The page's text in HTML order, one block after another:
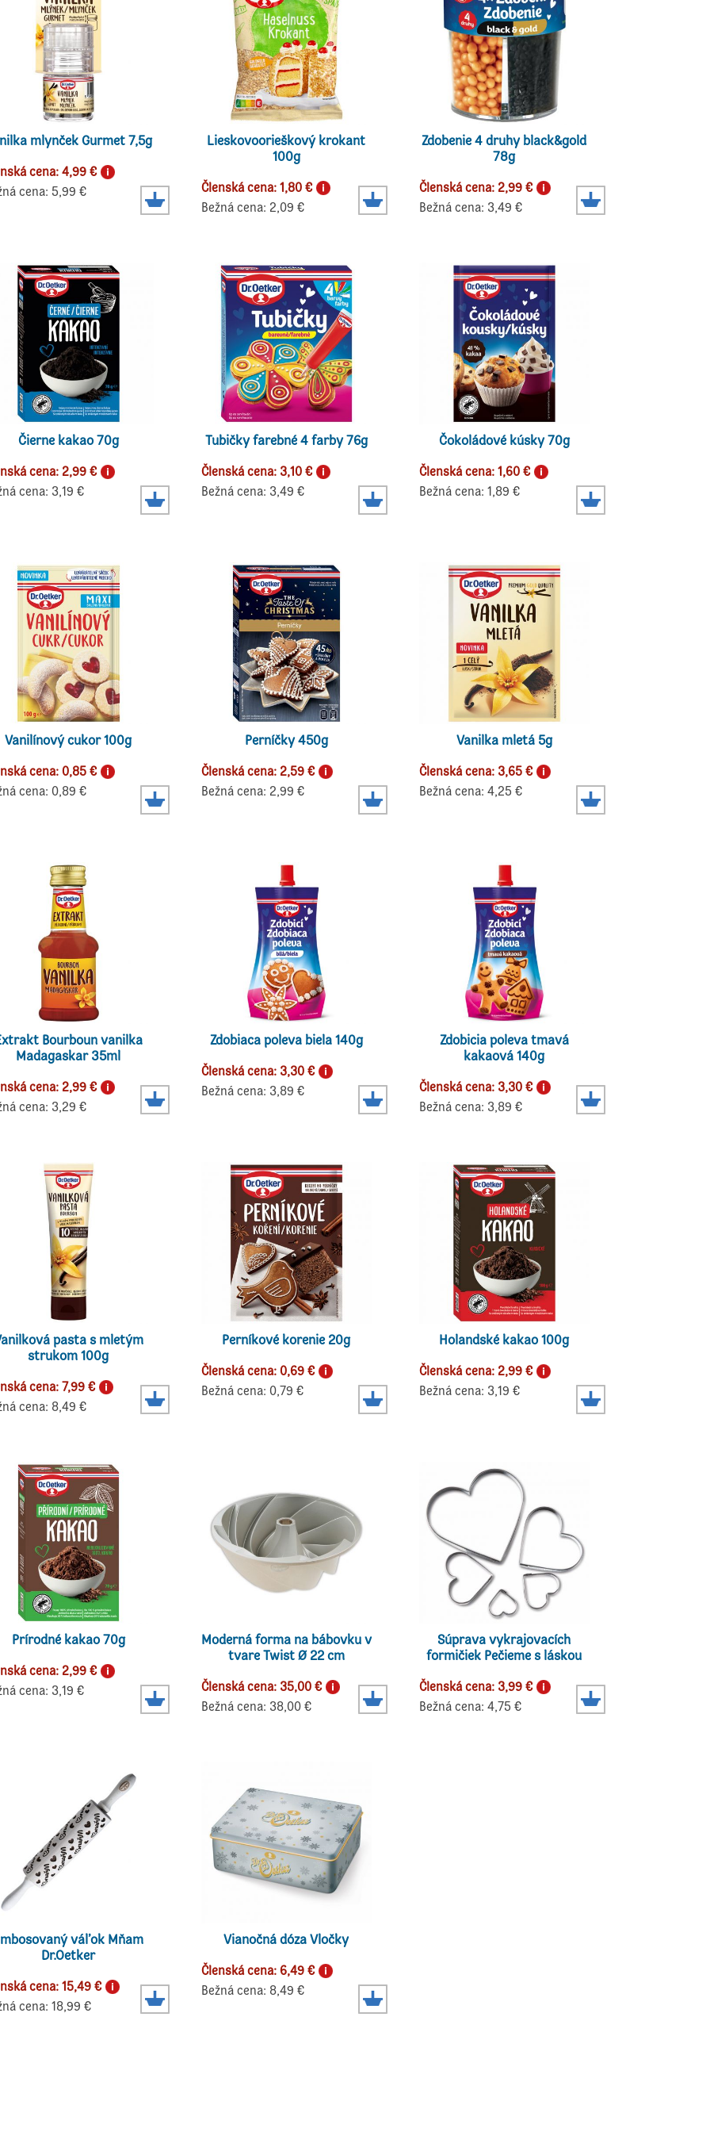
mlynček Gurmet 7,5g
cena: 4,99 €
cena: 5,99 €
Lieskovoorieškový krokant
100g
Členská cena: 1,80 €
Bežná cena: 2,09 €
Zdobenie 4 druhy black&gold
78g
Členská cena: 2,99 €
Bežná cena: 3,49 €
Čierne kakao 70g
cena: 2,99 €
cena: 3,19 €
Tubičky farebné 4 farby 76g
Členská cena: 3,10 €
Bežná cena: 3,49 €
Čokoládové kúsky 70g
Členská cena: 1,60 €
Bežná cena: 1,89 €
Vanilínový cukor 100g
cena: 0,85 €
cena: 0,89 €
Perníčky 450g
Členská cena: 2,59 €
Bežná cena: 2,99 €
Vanilka mletá 5g
Členská cena: 3,65 €
Bežná cena: 4,25 €
Bourboun vanilka
Madagaskar 35ml
cena: 2,99 €
cena: 3,29 €
Zdobiaca poleva biela 140g
Členská cena: 3,30 €
Bežná cena: 3,89 €
Zdobicia poleva tmavá
kakaová 140g
Členská cena: 3,30 €
Bežná cena: 3,89 €
pasta s mletým
strukom 100g
cena: 7,99 €
cena: 8,49 €
Perníkové korenie 20g
Členská cena: 0,69 €
Bežná cena: 0,79 €
Holandské kakao 100g
Členská cena: 2,99 €
Bežná cena: 3,19 €
Prírodné kakao 70g
cena: 2,99 €
cena: 3,19 €
Moderná forma na bábovku v
tvare Twist Ø 22 cm
Členská cena: 35,00 €
Bežná cena: 38,00 €
Súprava vykrajovacích
formičiek Pečieme s láskou
Členská cena: 3,99 €
Bežná cena: 4,75 €
váľok Mňam
Dr.Oetker
cena: 15,49 €
cena: 18,99 €
Vianočná dóza Vločky
Členská cena: 6,49 €
Bežná cena: 8,49 €